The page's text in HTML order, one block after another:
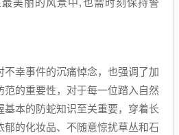
美丽的风景中,也需时刻保持警
不幸事件的沉痛悼念，也强调了加
范的重要性，对于每一位踏入自然
基本的防蛇知识至关重要，穿着长
郁的化妆品、不随意惊扰草丛和石